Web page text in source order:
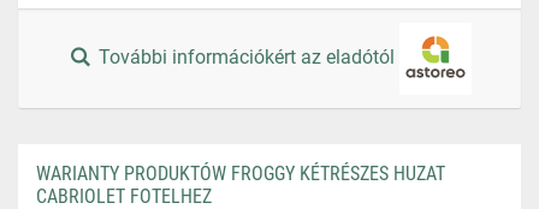
További információkért az eladótól
WARIANTY PRODUKTÓW FROGGY KÉTRÉSZES HUZAT
CABRIOLET FOTELHEZ